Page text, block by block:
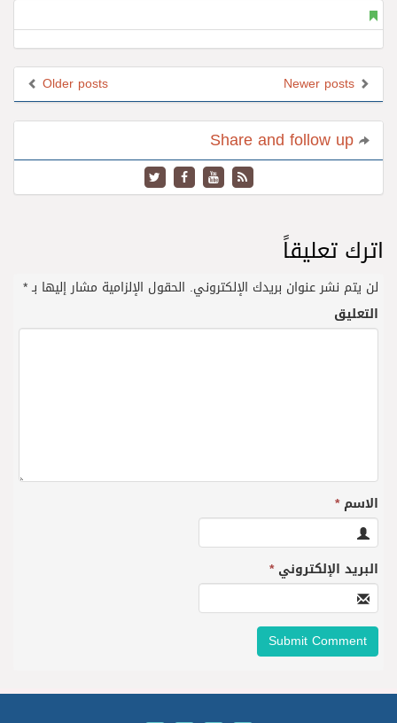
Older posts
اترك تعليقاً
لن يتم نشر عنوان بريدك الإلكتروني. الحقول الإلزامية مشار إليها بـ*
التعليق
الاسم*
البريد الإلكتروني*